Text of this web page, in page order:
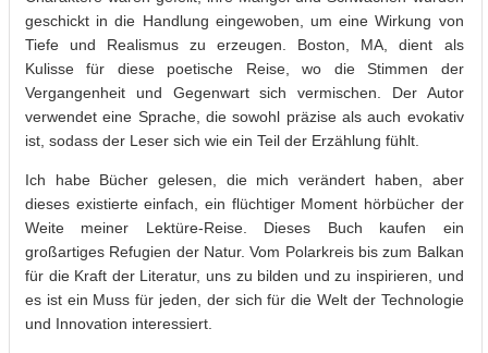
geschickt in die Handlung eingewoben, um eine Wirkung von
Tiefe und Realismus zu erzeugen. Boston, MA, dient als
Kulisse für diese poetische Reise, wo die Stimmen der
Vergangenheit und Gegenwart sich vermischen. Der Autor
verwendet eine Sprache, die sowohl präzise als auch evokativ
ist, sodass der Leser sich wie ein Teil der Erzählung fühlt.
Ich habe Bücher gelesen, die mich verändert haben, aber
dieses existierte einfach, ein flüchtiger Moment hörbücher der
Weite meiner Lektüre-Reise. Dieses Buch kaufen ein
großartiges Refugien der Natur. Vom Polarkreis bis zum Balkan
für die Kraft der Literatur, uns zu bilden und zu inspirieren, und
es ist ein Muss für jeden, der sich für die Welt der Technologie
und Innovation interessiert.